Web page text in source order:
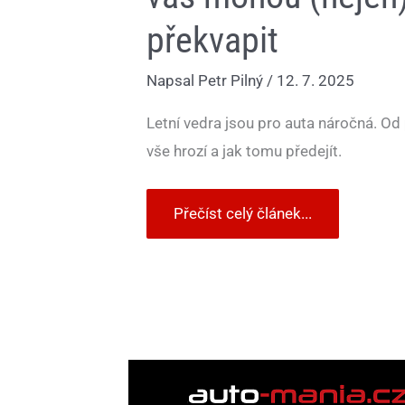
překvapit
Napsal Petr Pilný / 12. 7. 2025
Letní vedra jsou pro auta náročná.
vše hrozí a jak tomu předejít.
Přečíst celý článek...